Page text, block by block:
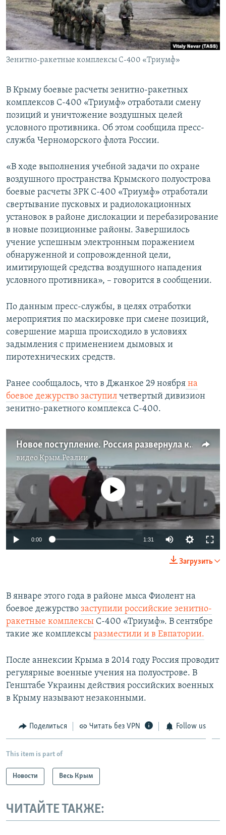
ПОБЕДИТЕЛЕЙ НЕ СУДЯТ?
КРЫМ.НЕПОКОРЕННЫЙ
ELIFBE
УКРАИНСКАЯ ПРОБЛЕМА КРЫМА
ПРИСОЕДИНЯЙТЕСЬ!
Зенитно-ракетные комплексы С-400 «Триумф»
В Крыму боевые расчеты зенитно-ракетных
комплексов С-400 «Триумф» отработали смену
позиций и уничтожение воздушных целей
условного противника. Об этом сообщила пресс-
служба Черноморского флота России.
«В ходе выполнения учебной задачи по охране
воздушного пространства Крымского полуострова
боевые расчеты ЗРК С-400 «Триумф» отработали
свертывание пусковых и радиолокационных
установок в районе дислокации и перебазирование
в новые позиционные районы. Завершилось
учение успешным электронным поражением
обнаруженной и сопровожденной цели,
имитирующей средства воздушного нападения
условного противника», – говорится в сообщении.
По данным пресс-службы, в целях отработки
мероприятия по маскировке при смене позиций,
совершение марша происходило в условиях
задымления с применением дымовых и
пиротехнических средств.
Ранее сообщалось, что в Джанкое 29 ноября на
боевое дежурство заступил четвертый дивизион
зенитно-ракетного комплекса С-400.
Новое поступление. Россия развернула комплексы С-400 возле Керчи (видео)
видео Крым.Реалии
No media source currently available
0:00 1:31
Загрузить
В январе этого года в районе мыса Фиолент на
боевое дежурство заступили российские зенитно-
ракетные комплексы С-400 «Триумф». В сентябре
такие же комплексы разместили и в Евпатории.
После аннексии Крыма в 2014 году Россия проводит
регулярные военные учения на полуострове. В
Генштабе Украины действия российских военных
в Крыму называют незаконными.
Поделиться Читать без VPN Follow us
This item is part of
Новости Весь Крым
ЧИТАЙТЕ ТАКЖЕ: